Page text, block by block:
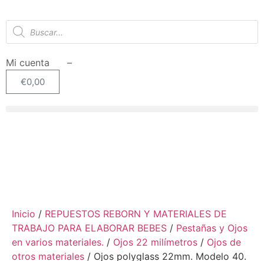
Mi cuenta –
€0,00
Inicio / REPUESTOS REBORN Y MATERIALES DE
TRABAJO PARA ELABORAR BEBES / Pestañas y Ojos
en varios materiales. / Ojos 22 milímetros / Ojos de
otros materiales / Ojos polyglass 22mm. Modelo 40.